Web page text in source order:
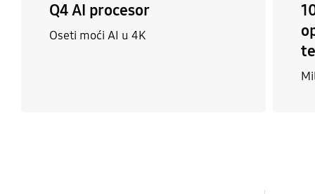
Q4 AI procesor
Oseti moći AI u 4K